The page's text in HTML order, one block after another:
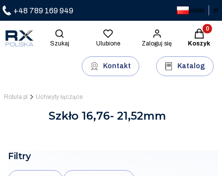
+48 789 169 949 polski zł
Otwórz wyszukiwarkę
Szukaj Ulubione Zaloguj się Koszyk
Kontakt Katalog
Rotula.pl Uchwyty łączące
Szkło 16,76- 21,52mm
Filtry